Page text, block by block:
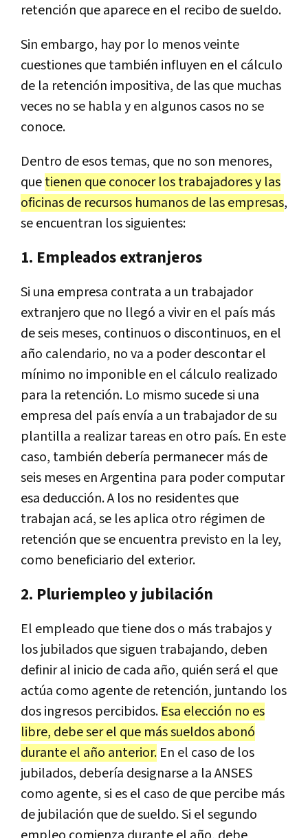
retención que aparece en el recibo de sueldo.
Sin embargo, hay por lo menos veinte
cuestiones que también influyen en el cálculo
de la retención impositiva, de las que muchas
veces no se habla y en algunos casos no se
conoce.
Dentro de esos temas, que no son menores,
quetienen que conocer los trabajadores y las
oficinas de recursos humanos de las empresas,
se encuentran los siguientes:
1. Empleados extranjeros
Si una empresa contrata a un trabajador
extranjero que no llegó a vivir en el país más
de seis meses, continuos o discontinuos, en el
año calendario, no va a poder descontar el
mínimo no imponible en el cálculo realizado
para la retención. Lo mismo sucede si una
empresa del país envía a un trabajador de su
plantilla a realizar tareas en otro país. En este
caso, también debería permanecer más de
seis meses en Argentina para poder computar
esa deducción. A los no residentes que
trabajan acá, se les aplica otro régimen de
retención que se encuentra previsto en la ley,
como beneficiario del exterior.
2. Pluriempleo y jubilación
El empleado que tiene dos o más trabajos y
los jubilados que siguen trabajando, deben
definir al inicio de cada año, quién será el que
actúa como agente de retención, juntando los
dos ingresos percibidos. Esa elección no es
libre, debe ser el que más sueldos abonó
durante el año anterior. En el caso de los
jubilados, debería designarse a la ANSES
como agente, si es el caso de que percibe más
de jubilación que de sueldo. Si el segundo